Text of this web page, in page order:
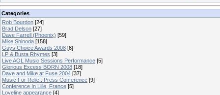
Categories
Rob Bourdon [24]
Brad Delson [27]
Dave Farrell (Phoenix) [59]
Mike Shinoda [158]
Guys Choice Awards 2008 [8]
LP & Busta Rhymes [3]
Live AOL Music Sessions Performance [5]
Glorious Excess BORN 2008 [18]
Dave and Mike at Fuse 2004 [37]
Music For Relief: Press Conference [9]
Conference In Lille, France [5]
Loveline appearance [4]